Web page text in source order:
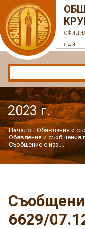
САЙТ
2023 г.
Начало
Обявления и
Обявления и съобщения
Съобщение с изх....
6629/